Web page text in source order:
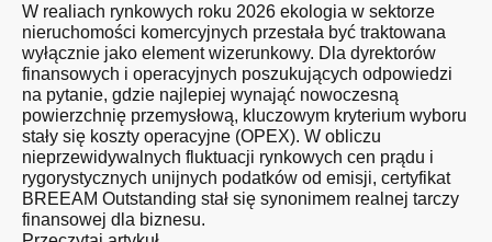
W realiach rynkowych roku 2026 ekologia w sektorze
nieruchomości komercyjnych przestała być traktowana
wyłącznie jako element wizerunkowy. Dla dyrektorów
finansowych i operacyjnych poszukujących odpowiedzi
na pytanie, gdzie najlepiej wynająć nowoczesną
powierzchnię przemysłową, kluczowym kryterium wyboru
stały się koszty operacyjne (OPEX). W obliczu
nieprzewidywalnych fluktuacji rynkowych cen prądu i
rygorystycznych unijnych podatków od emisji, certyfikat
BREEAM Outstanding stał się synonimem realnej tarczy
finansowej dla biznesu.